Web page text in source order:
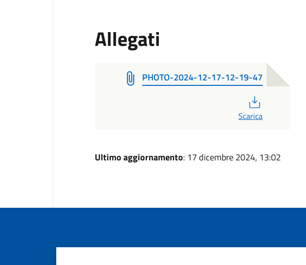
Allegati
PHOTO-2024-12-17-12-19-47
Scarica
Ultimo aggiornamento: 17 dicembre 2024, 13:02